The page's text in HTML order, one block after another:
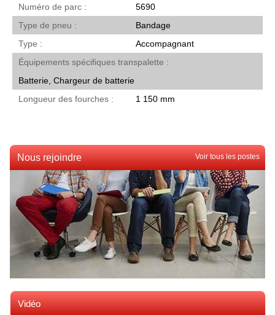
Numéro de parc
5690
Type de pneu
Bandage
Type
Accompagnant
Équipements spécifiques transpalette
Batterie, Chargeur de batterie
Longueur des fourches
1 150 mm
Nous rejoindre Voir tous les postes
Vidéo